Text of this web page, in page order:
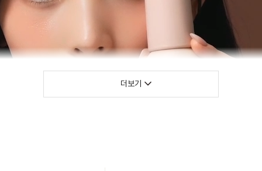
더보기